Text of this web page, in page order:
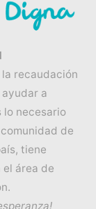
la recaudación
a
lo necesario
de
tiene
área de